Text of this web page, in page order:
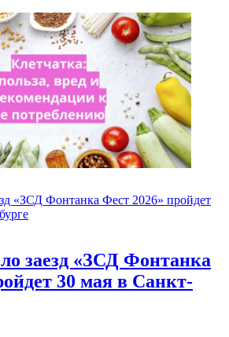
заезд «ЗСД Фонтанка
30 мая в Санкт-